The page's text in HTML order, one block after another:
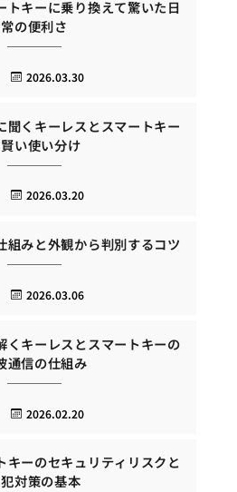
トキーに乗り換えて驚いた日
常の便利さ
2026.03.30
聞くキーレスとスマートキー
い使い分け
2026.03.20
組みと外観から判別するコツ
2026.03.06
くキーレスとスマートキーの
通信の仕組み
2026.02.20
キーのセキュリティリスクと
対策の基本